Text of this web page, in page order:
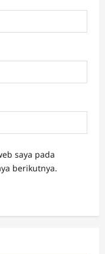
saya pada
berikutnya.